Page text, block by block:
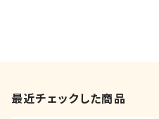
最近チェックした商品